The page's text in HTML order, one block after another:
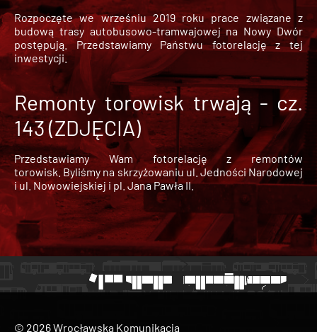
Rozpoczęte we wrześniu 2019 roku prace związane z
budową trasy autobusowo-tramwajowej na Nowy Dwór
postępują. Przedstawiamy Państwu fotorelację z tej
inwestycji.
Remonty torowisk trwają - cz.
143 (ZDJĘCIA)
Przedstawiamy Wam fotorelację z remontów
torowisk. Byliśmy na skrzyżowaniu ul. Jedności Narodowej
i ul. Nowowiejskiej i pl. Jana Pawła II.
© 2026 Wrocławska Komunikacja